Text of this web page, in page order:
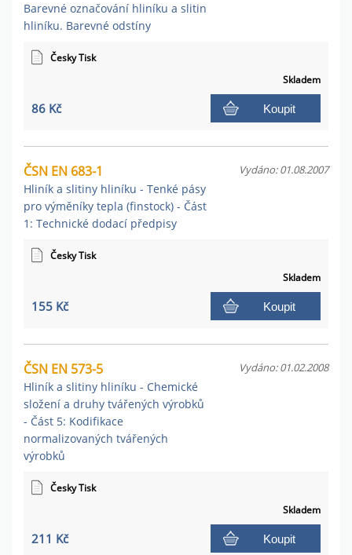
Barevné označování hliníku a slitin
hliníku. Barevné odstíny
Česky Tisk
Skladem
86 Kč Koupit
ČSN EN 683-1
Hliník a slitiny hliníku - Tenké pásy
pro výměníky tepla (finstock) - Část
1: Technické dodací předpisy
Vydáno: 01.08.2007
Česky Tisk
Skladem
155 Kč Koupit
ČSN EN 573-5
Hliník a slitiny hliníku - Chemické
složení a druhy tvářených výrobků
- Část 5: Kodifikace
normalizovaných tvářených
výrobků
Vydáno: 01.02.2008
Česky Tisk
Skladem
211 Kč Koupit